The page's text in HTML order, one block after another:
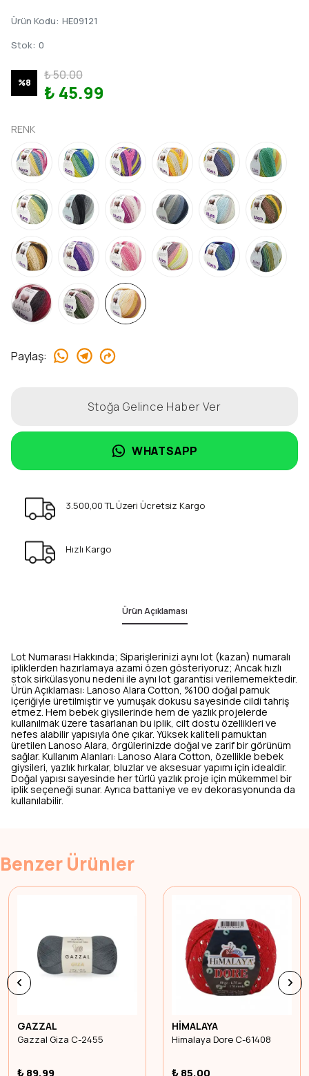
Ürün Kodu: HE09121
Stok: 0
%8
₺ 50.00
₺ 45.99
RENK
Paylaş:
Stoğa Gelince Haber Ver
WHATSAPP
3.500,00 TL Üzeri Ücretsiz Kargo
Hızlı Kargo
Ürün Açıklaması
Lot Numarası Hakkında; Siparişlerinizi aynı lot (kazan) numaralı
ipliklerden hazırlamaya azami özen gösteriyoruz; Ancak hızlı
stok sirkülasyonu nedeni ile aynı lot garantisi verilememektedir.
Ürün Açıklaması: Lanoso Alara Cotton, %100 doğal pamuk
içeriğiyle üretilmiştir ve yumuşak dokusu sayesinde cildi tahriş
etmez. Hem bebek giysilerinde hem de yazlık projelerde
kullanılmak üzere tasarlanan bu iplik, cilt dostu özellikleri ve
nefes alabilir yapısıyla öne çıkar. Yüksek kaliteli pamuktan
üretilen Lanoso Alara, örgülerinizde doğal ve zarif bir görünüm
sağlar. Kullanım Alanları: Lanoso Alara Cotton, özellikle bebek
giysileri, yazlık hırkalar, bluzlar ve aksesuar yapımı için idealdir.
Doğal yapısı sayesinde her türlü yazlık proje için mükemmel bir
iplik seçeneği sunar. Ayrıca battaniye ve ev dekorasyonunda da
kullanılabilir.
Benzer Ürünler
GAZZAL
Gazzal Giza C-2455
₺ 89.99
HİMALAYA
Himalaya Dore C-61408
₺ 85.00